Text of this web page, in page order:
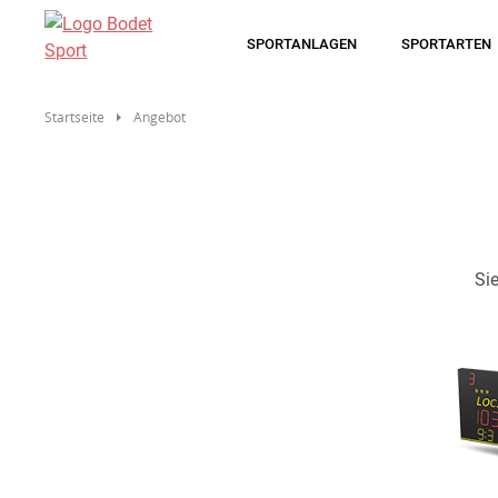
Direkt
SPORTANLAGEN SPORTARTEN
Startseite Angebot